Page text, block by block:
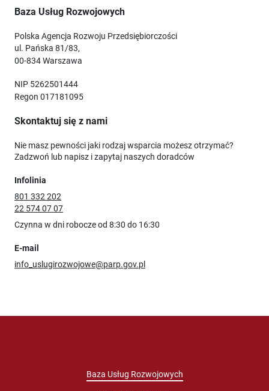
Baza Usług Rozwojowych
Polska Agencja Rozwoju Przedsiębiorczości
ul. Pańska 81/83,
00-834 Warszawa
NIP 5262501444
Regon 017181095
Skontaktuj się z nami
Nie masz pewności jaki rodzaj wsparcia możesz otrzymać?
Zadzwoń lub napisz i zapytaj naszych doradców
Infolinia
801 332 202
22 574 07 07
Czynna w dni robocze od 8:30 do 16:30
E-mail
info_uslugirozwojowe@parp.gov.pl
Baza Usług Rozwojowych